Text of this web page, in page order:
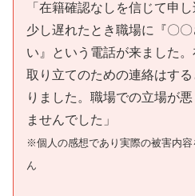
「在籍確認なしを信じて申
少し遅れたとき職場に『〇
い』という電話が来ました
取り立てのための連絡はす
りました。職場での立場が
ませんでした」
※個人の感想であり実際の被害内
ん